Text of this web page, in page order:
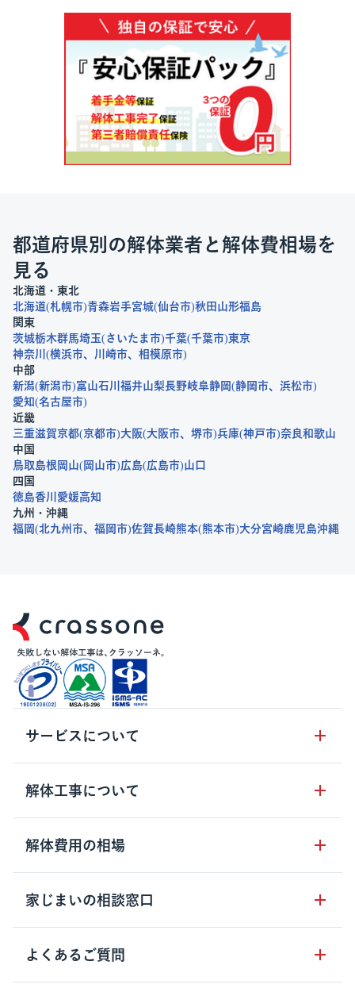
都道府県別の解体業者と解体費相場を
見る
北海道・東北
北海道 札幌市 青森岩手宮城 仙台市 秋田 山形福島
関東
茨城栃木群馬埼玉 さいたま市 千葉 千葉市 東京
神奈川
横浜市 川崎市
相模原市
中部
新潟 新潟市 富山石川 福井山梨長野岐阜静岡 静岡市
浜松市
愛知 名古屋市
近畿
三重滋賀京都 京都市 大阪 大阪市 堺市 兵庫 神戸市 奈良和歌山
中国
鳥取 島根 岡山 岡山市 広島 広島市 山口
四国
徳島香川 愛媛高知
九州・沖縄
福岡 北九州市 福岡市 佐賀長崎熊本 熊本市 大分宮崎鹿児島沖縄
サービスについて
サービスの流れ
サービスのメリット
クラッソーネの自治体連携
解体工事について
解体工事の基礎知識
解体工事に関わる法律
用語集
解体費用の相場
木造住宅の相場
鉄骨造住宅の相場
RC造住宅の相場
家じまいの相談窓口
家じまいの相談窓口
よくあるご質問